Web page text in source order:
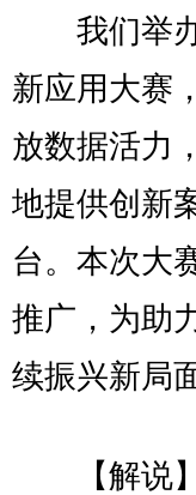
我们举办
新应用大赛
放数据活力
地提供创新
台。本次大
推广，为助
续振兴新局
【解说】